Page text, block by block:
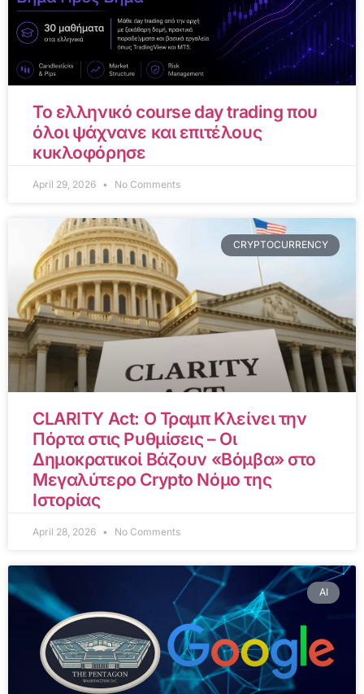
Το ελληνικό course day trading που
όλοι ψάχνανε και επιτέλους
κυκλοφόρησε
April 29, 2026 No Comments
CRYPTOCURRENCY
CLARITY Act: Ο Τραμπ Κλείνει την
Πόρτα στις Ρυθμίσεις – Οι
Δημοκρατικοί Βάζουν «Βόμβα» στο
Μεγαλύτερο Crypto Νόμο της
Ιστορίας
April 28, 2026 No Comments
AI